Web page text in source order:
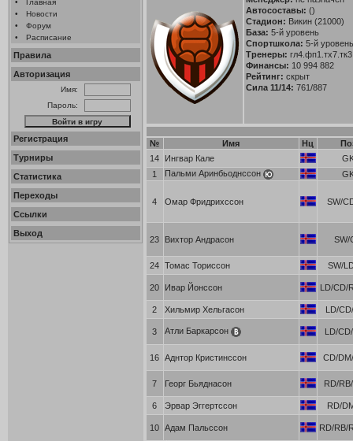
•
Главная
•
Новости
•
Форум
•
Расписание
Правила
Авторизация
Имя:
Пароль:
Регистрация
Турниры
Статистика
Переходы
Ссылки
Выход
Автосоставы: ()
Стадион: Викин (21000)
База: 5-й уровень
Спортшкола: 5-й
Тренеры:
Финансы: 10 994 882
Рейтинг: скрыт
Сила 11/14: 761/887
№ Имя Нц
14
Ингвар Кале
1
Пальми Аринбьоднссон
4 Омар Фридрихссон SW/
23 Вихтор Андрасон SW/
24 Томас Ториссон SW/
20 Ивар Йонссон LD/CD/
2 Хильмир Хельгасон LD/
3 Атли Баркарсон LD/
16 Аднтор Кристинссон CD/
7 Георг Бьяднасон RD/
6 Эрвар Эггертссон RD/
10 Адам Пальссон RD/RB/